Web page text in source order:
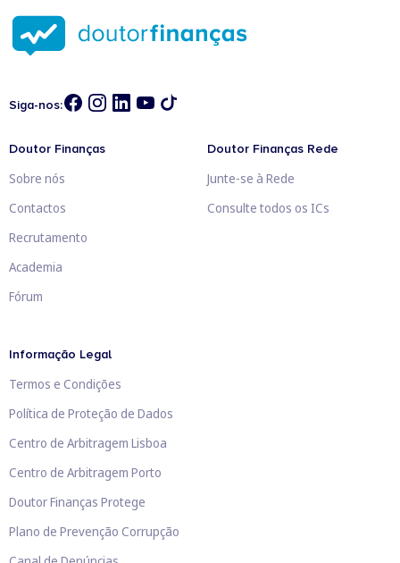
Siga-nos:
Doutor Finanças
Sobre nós
Contactos
Recrutamento
Academia
Fórum
Doutor Finanças Rede
Junte-se à Rede
Consulte todos os ICs
Informação Legal
Termos e Condições
Política de Proteção de Dados
Centro de Arbitragem Lisboa
Centro de Arbitragem Porto
Doutor Finanças Protege
Plano de Prevenção Corrupção